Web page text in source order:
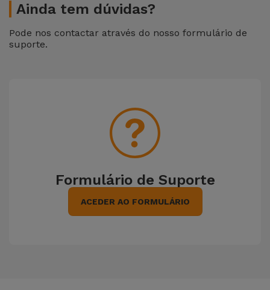
Ainda tem dúvidas?
Pode nos contactar através do nosso formulário de
suporte.
Formulário de Suporte
ACEDER AO FORMULÁRIO